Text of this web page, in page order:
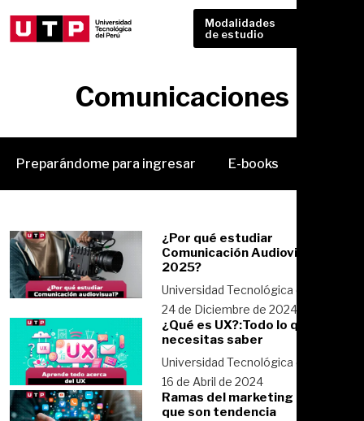
Modalidades
de estudio
Comunicaciones
Preparándome para ingresar E-books
¿Por qué estudiar
Comunicación Audiovisual en
2025?
Universidad Tecnológica del Perú
24 de Diciembre de 2024
¿Qué es UX?:Todo lo que
necesitas saber
Universidad Tecnológica del Perú
16 de Abril de 2024
Ramas del marketing digital
que son tendencia